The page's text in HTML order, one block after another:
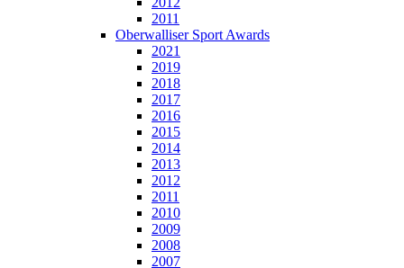
2011
Oberwalliser Sport Awards
2021
2019
2018
2017
2016
2015
2014
2013
2012
2011
2010
2009
2008
2007